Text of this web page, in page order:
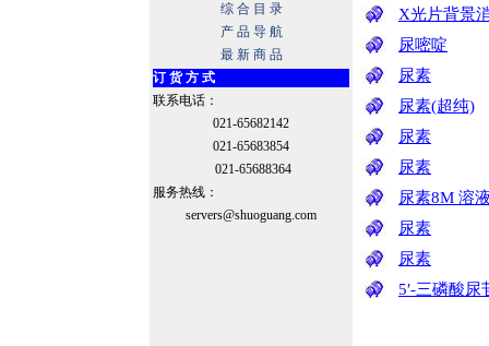
综 合 目 录
产 品 导 航
最 新 商 品
订 货 方 式
联系电话：
021-65682142
021-65683854
021-65688364
服务热线：
servers@shuoguang.com
X光片背景
尿嘧啶
尿素
尿素(超纯)
尿素
尿素
尿素8M 溶
尿素
尿素
5′-三磷酸尿